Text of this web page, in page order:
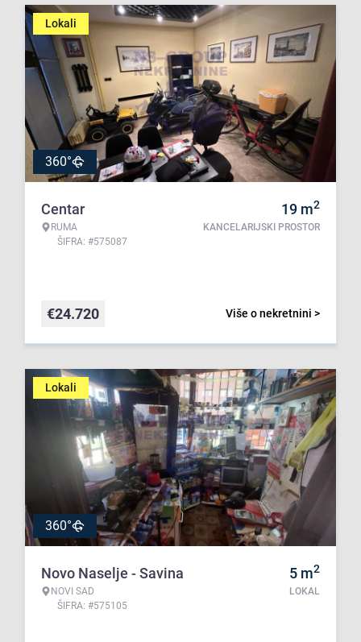
Lokali
360°
Centar
RUMA
ŠIFRA: #575087
19 m2
KANCELARIJSKI PROSTOR
Više o nekretnini >
€24.720
Lokali
360°
Novo Naselje - Savina
NOVI SAD
ŠIFRA: #575105
5 m2
LOKAL